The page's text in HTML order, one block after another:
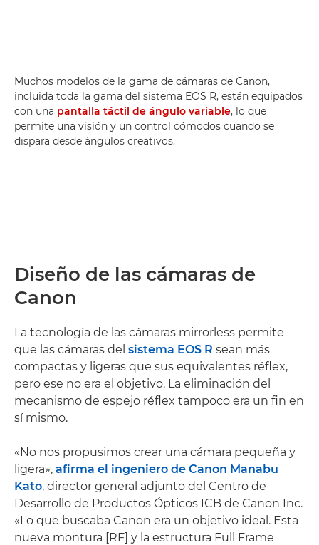
Muchos modelos de la gama de cámaras de Canon,
incluida toda la gama del sistema EOS R, están equipados
con una pantalla táctil de ángulo variable, lo que
permite una visión y un control cómodos cuando se
dispara desde ángulos creativos.
Diseño de las cámaras de
Canon
La tecnología de las cámaras mirrorless permite
que las cámaras del sistema EOS R sean más
compactas y ligeras que sus equivalentes réflex,
pero ese no era el objetivo. La eliminación del
mecanismo de espejo réflex tampoco era un fin en
sí mismo.
«No nos propusimos crear una cámara pequeña y
ligera», afirma el ingeniero de Canon Manabu
Kato, director general adjunto del Centro de
Desarrollo de Productos Ópticos ICB de Canon Inc.
«Lo que buscaba Canon era un objetivo ideal. Esta
nueva montura [RF] y la estructura Full Frame